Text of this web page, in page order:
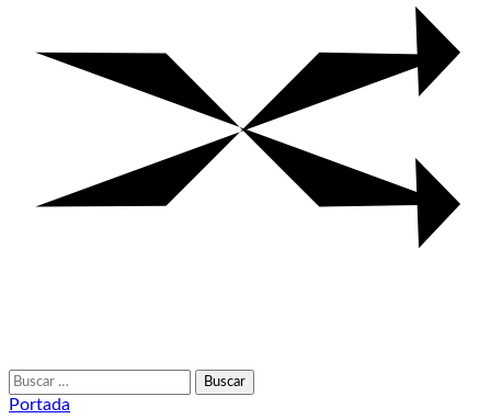
Buscar:
Portada